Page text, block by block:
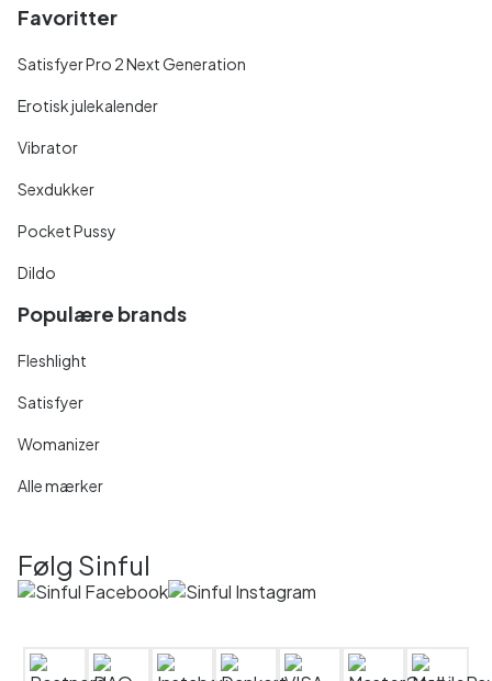
Favoritter
Satisfyer Pro 2 Next Generation
Erotisk julekalender
Vibrator
Sexdukker
Pocket Pussy
Dildo
Populære brands
Fleshlight
Satisfyer
Womanizer
Alle mærker
Følg Sinful